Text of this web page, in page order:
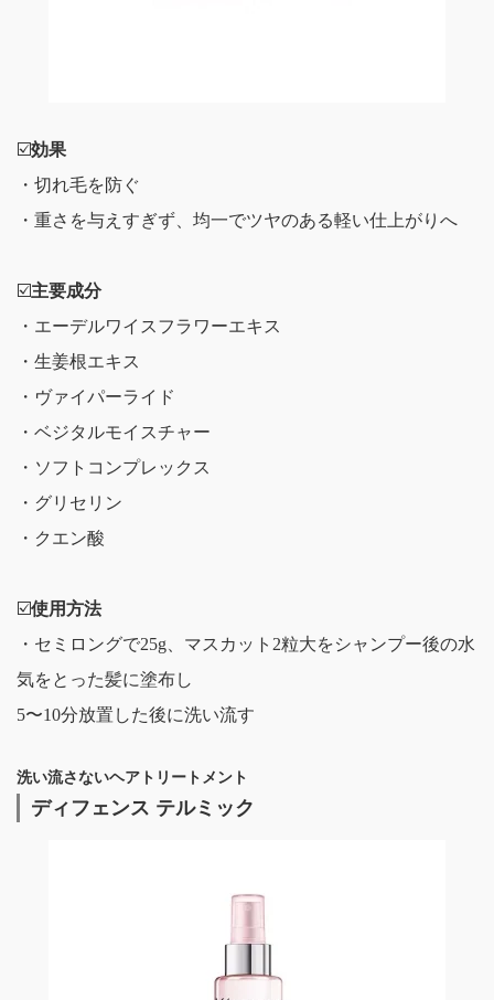
☑️効果
・切れ毛を防ぐ
・重さを与えすぎず、均一でツヤのある軽い仕上がりへ
☑️主要成分
・エーデルワイスフラワーエキス
・生姜根エキス
・ヴァイパーライド
・ベジタルモイスチャー
・ソフトコンプレックス
・グリセリン
・クエン酸
☑️使用方法
・セミロングで25g、マスカット2粒大をシャンプー後の水
気をとった髪に塗布し
5〜10分放置した後に洗い流す
洗い流さないヘアトリートメント
ディフェンス テルミック